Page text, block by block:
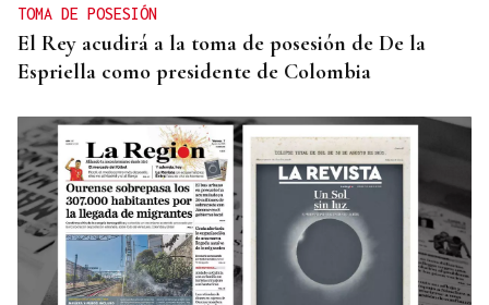
TOMA DE POSESIÓN
El Rey acudirá a la toma de posesión de De la
Espriella como presidente de Colombia